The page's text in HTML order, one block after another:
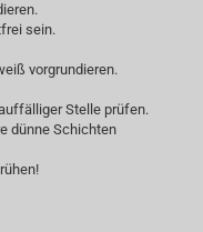
sein.
vorgrundieren.
Stelle prüfen.
dünne Schichten